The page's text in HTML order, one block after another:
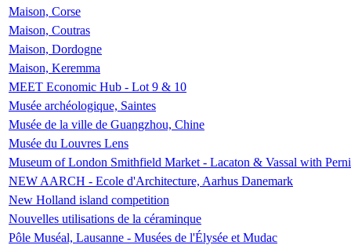
Maison, Corse
Maison, Coutras
Maison, Dordogne
Maison, Keremma
MEET Economic Hub - Lot 9 & 10
Musée archéologique, Saintes
Musée de la ville de Guangzhou, Chine
Musée du Louvres Lens
Museum of London Smithfield Market - Lacaton & Vassal with
NEW AARCH - Ecole d'Architecture, Aarhus Danemark
New Holland island competition
Nouvelles utilisations de la céraminque
Pôle Muséal, Lausanne - Musées de l'Élysée et Mudac